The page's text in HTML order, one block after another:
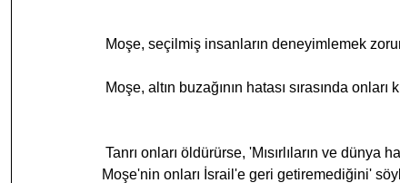
Moşe, seçilmiş insanların deneyimlemek
Moşe, altın buzağının hatası sırasında
Moşe'nin onları İsrail'e geri getiremediğini'